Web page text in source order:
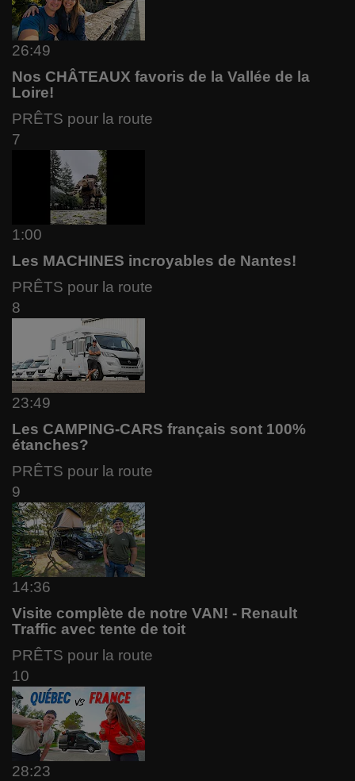
26:49
Nos CHÂTEAUX favoris de la Vallée de la
Loire!
PRÊTS pour la route
7
1:00
Les MACHINES incroyables de Nantes!
PRÊTS pour la route
8
23:49
Les CAMPING-CARS français sont 100%
étanches?
PRÊTS pour la route
9
14:36
Visite complète de notre VAN! - Renault
Traffic avec tente de toit
PRÊTS pour la route
10
28:23